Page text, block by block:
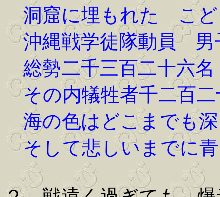
洞窟に埋もれた こど
沖縄戦学徒隊動員 男
総勢二千三百二十六名
その内犠牲者千二百二
海の色はどこまでも
そして悲しいまでに